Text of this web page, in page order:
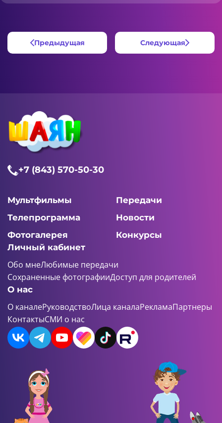
Предыдущая Следующая
+7 (843) 570-50-30
Мультфильмы
Передачи
Телепрограмма
Новости
Фотогалерея
Конкурсы
Личный кабинет
Обо мнеЛюбимые передачи
Сохраненные фотографииДоступ для родителей
О нас
О каналеРуководствоЛица каналаРекламаПартнеры
КонтактыСМИ о нас